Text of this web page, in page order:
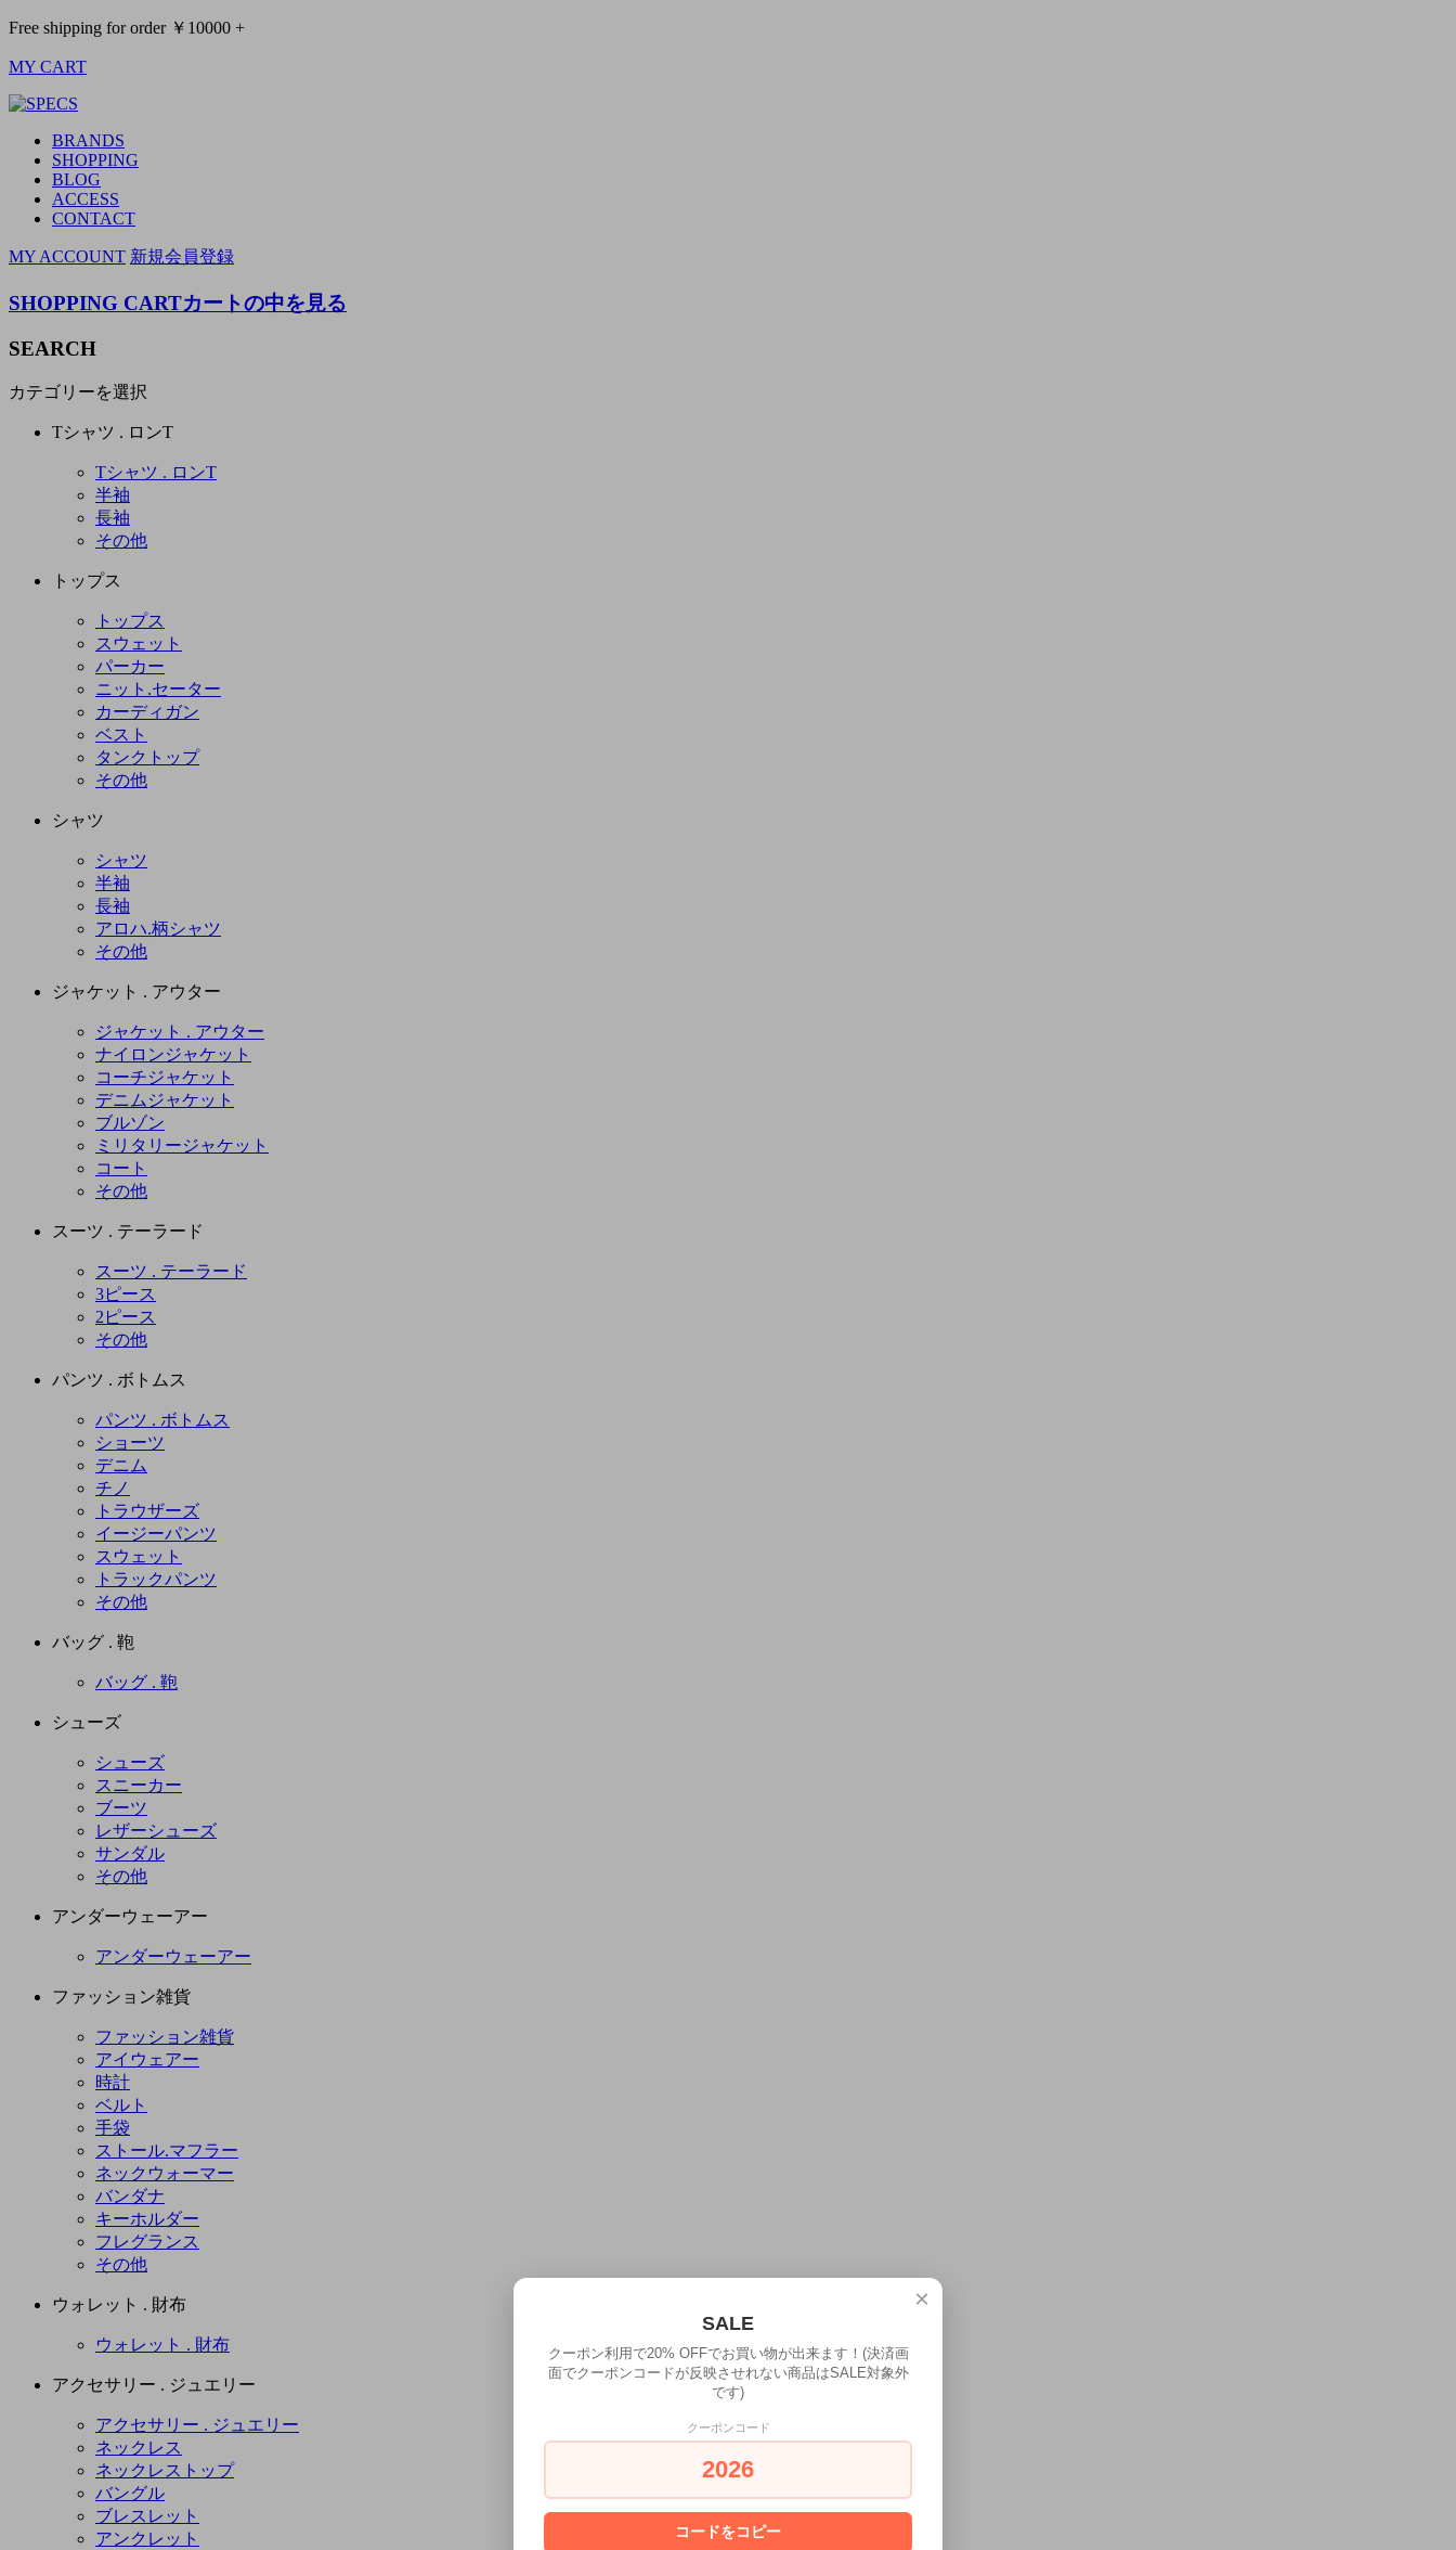
Free shipping for order ￥10000 +
MY CART
BRANDS
SHOPPING
BLOG
ACCESS
CONTACT
MY ACCOUNT 新規会員登録
SHOPPING CARTカートの中を見る
SEARCH
カテゴリーを選択
Tシャツ . ロンT
Tシャツ . ロンT
半袖
長袖
その他
トップス
トップス
スウェット
パーカー
ニット.セーター
カーディガン
ベスト
タンクトップ
その他
シャツ
シャツ
半袖
長袖
アロハ.柄シャツ
その他
ジャケット . アウター
ジャケット . アウター
ナイロンジャケット
コーチジャケット
デニムジャケット
ブルゾン
ミリタリージャケット
コート
その他
スーツ . テーラード
スーツ . テーラード
3ピース
2ピース
その他
パンツ . ボトムス
パンツ . ボトムス
ショーツ
デニム
チノ
トラウザーズ
イージーパンツ
スウェット
トラックパンツ
その他
バッグ . 鞄
バッグ . 鞄
シューズ
シューズ
スニーカー
ブーツ
レザーシューズ
サンダル
その他
アンダーウェーアー
アンダーウェーアー
ファッション雑貨
ファッション雑貨
アイウェアー
時計
ベルト
手袋
ストール.マフラー
ネックウォーマー
バンダナ
キーホルダー
フレグランス
その他
ウォレット . 財布
ウォレット . 財布
アクセサリー . ジュエリー
アクセサリー . ジュエリー
ネックレス
ネックレストップ
バングル
ブレスレット
アンクレット
×
SALE
クーポン利用で20% OFFでお買い物が出来ます！(決済画
面でクーポンコードが反映させれない商品はSALE対象外
です)
クーポンコード
2026
コードをコピー